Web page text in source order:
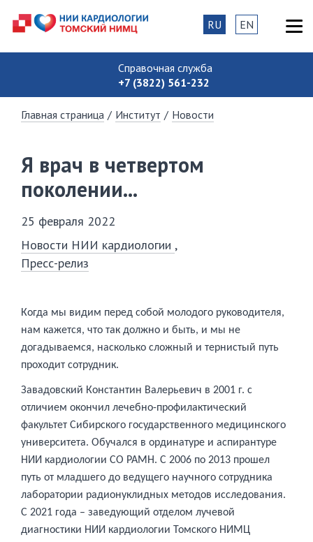
Справочная служба
+7 (3822) 561-232
RU EN
Главная страница / Институт / Новости
Я врач в четвертом
поколении...
25 февраля 2022
Новости НИИ кардиологии
Пресс-релиз
Когда мы видим перед собой молодого руководителя,
нам кажется, что так должно и быть, и мы не
догадываемся, насколько сложный и тернистый путь
проходит сотрудник.
Завадовский Константин Валерьевич в 2001 г. с
отличием окончил лечебно-профилактический
факультет Сибирского государственного медицинского
университета. Обучался в ординатуре и аспирантуре
НИИ кардиологии СО РАМН. С 2006 по 2013 прошел
путь от младшего до ведущего научного сотрудника
лаборатории радионуклидных методов исследования.
С 2021 года – заведующий отделом лучевой
диагностики НИИ кардиологии Томского НИМЦ